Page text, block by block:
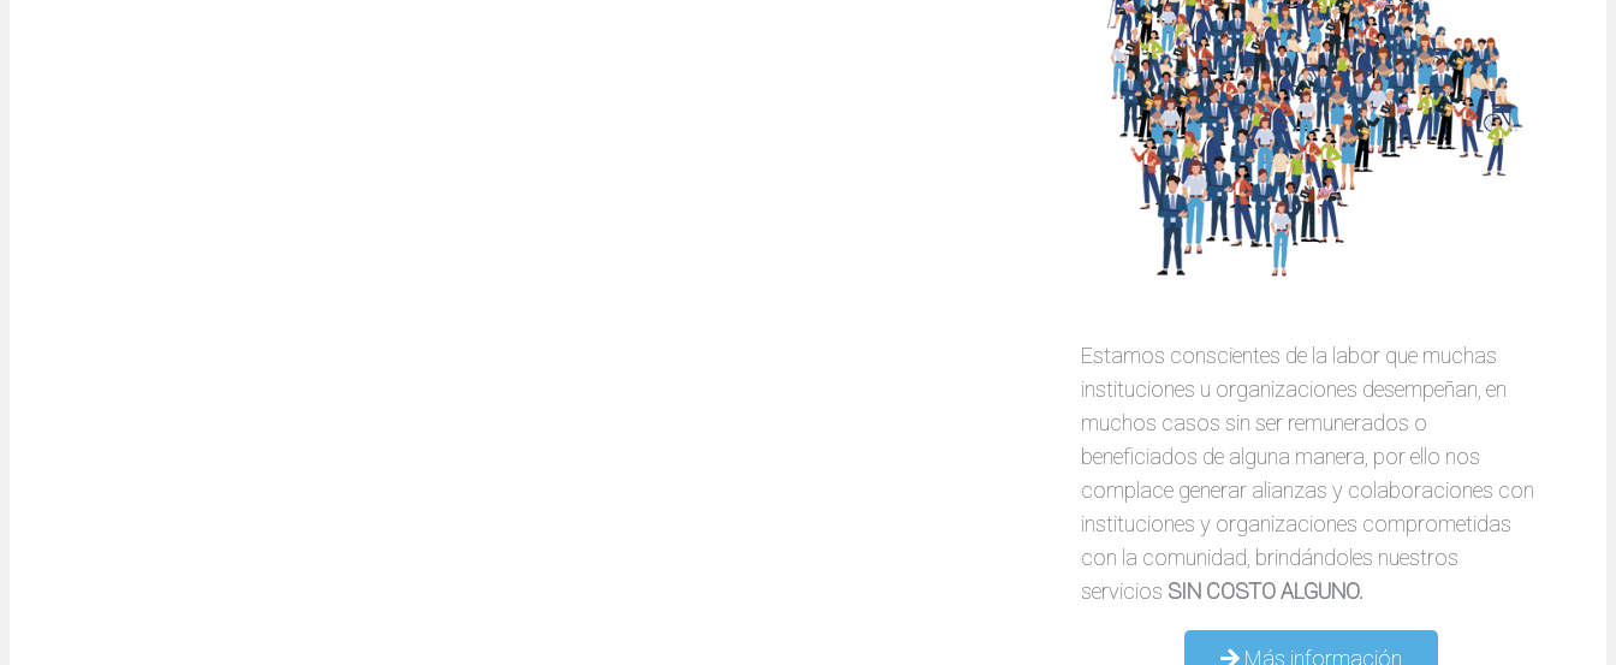
Estamos conscientes de la labor que muchas
instituciones u organizaciones desempeñan, en
muchos casos sin ser remunerados o
beneficiados de alguna manera, por ello nos
complace generar alianzas y colaboraciones con
instituciones y organizaciones comprometidas
con la comunidad, brindándoles nuestros
servicios SIN COSTO ALGUNO.
Más información